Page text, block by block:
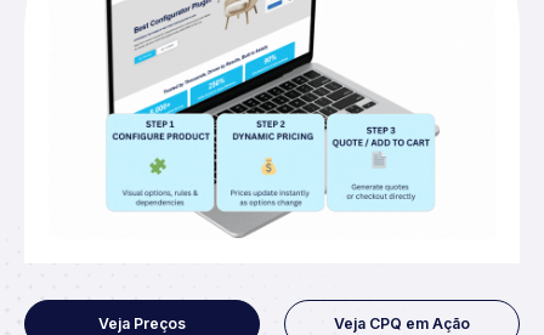
Veja Preços Veja CPQ em Ação